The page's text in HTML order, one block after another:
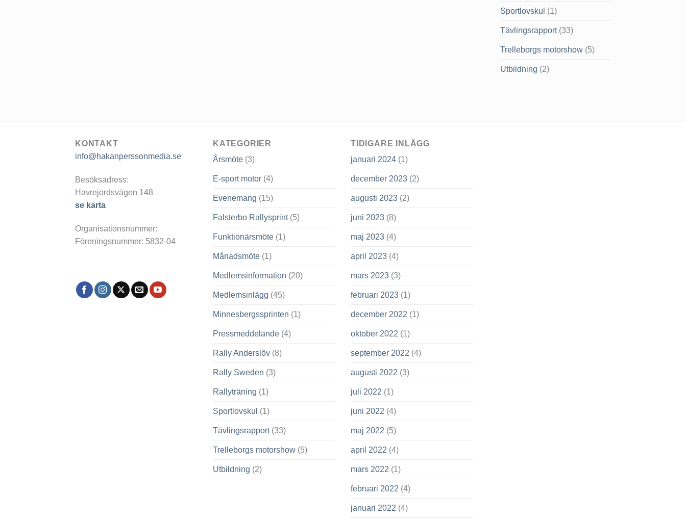
Sportlovskul (1)
Tävlingsrapport(33)
Trelleborgs motorshow(5)
Utbildning (2)
KONTAKT
info@hakanperssonmedia.se
Besöksadress:
Havrejordsvägen 148
se karta
Organisationsnummer:
Föreningsnummer: 5832-04
KATEGORIER
Årsmöte (3)
E-sport motor (4)
Evenemang (15)
Falsterbo Rallysprint(5)
Funktionärsmöte (1)
Månadsmöte (1)
Medlemsinformation (20)
Medlemsinlägg (45)
Minnesbergssprinten (1)
Pressmeddelande (4)
Rally Anderslöv (8)
Rally Sweden (3)
Rallyträning (1)
Sportlovskul (1)
Tävlingsrapport(33)
Trelleborgs motorshow (5)
Utbildning (2)
TIDIGARE INLÄGG
januari 2024 (1)
december 2023 (2)
augusti 2023 (2)
juni 2023 (8)
maj 2023 (4)
april 2023 (4)
mars 2023 (3)
februari 2023 (1)
december 2022 (1)
oktober 2022 (1)
september 2022 (4)
augusti 2022 (3)
juli 2022 (1)
juni 2022 (4)
maj 2022 (5)
april 2022 (4)
mars 2022 (1)
februari 2022 (4)
januari 2022 (4)